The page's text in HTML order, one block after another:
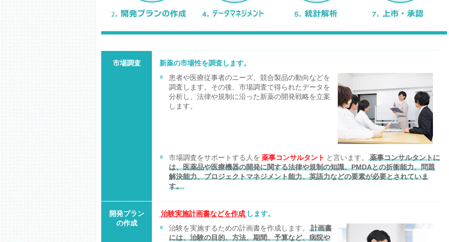
市場調査
新薬の市場性を調査します。
患者や医療従事者のニーズ、競合製品の動向などを
調査します。その後、市場調査で得られたデータを
分析し、法律や規制に沿った新薬の開発戦略を立案
します。
市場調査をサポートする人を 薬事コンサルタント と言います。薬事コンサルタントに
は、医薬品や医療機器の開発に関する法律や規制の知識、PMDAとの折衝能力、問題
解決能力、プロジェクトマネジメント能力、英語力などの要素が必要とされていま
す。
開発プラン
の作成
治験実施計画書などを作成 します。
治験を実施するための計画書を作成します。計画書
には、治験の目的、方法、期間、予算など、病院や